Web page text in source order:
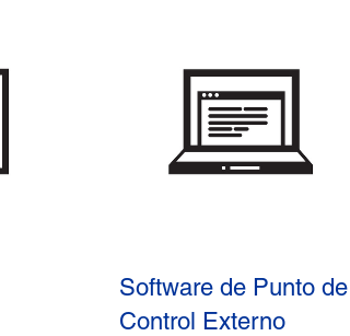
Software de Punto de
Control Externo